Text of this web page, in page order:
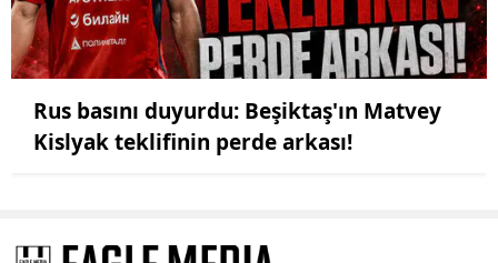
Rus basını duyurdu: Beşiktaş'ın Matvey
Kislyak teklifinin perde arkası!